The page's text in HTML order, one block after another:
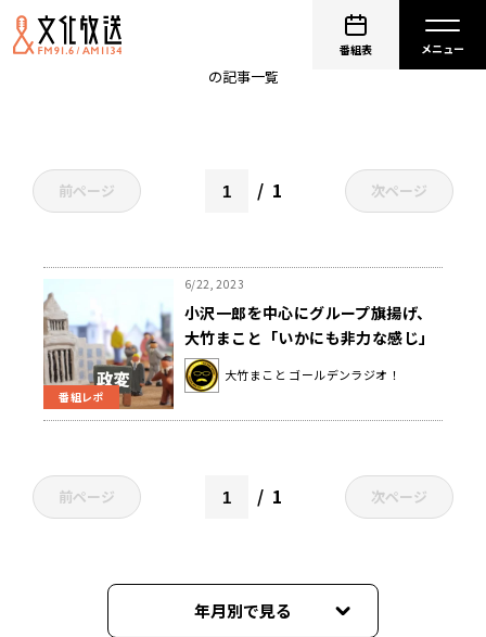
番組表
の記事一覧
前ページ 1 次ページ
番組レポ
6/22, 2023
小沢一郎を中心にグループ旗揚げ、
大竹まこと「いかにも非力な感じ」
「でも対抗勢力を作らないと政権交
代も……」
大竹まこと ゴールデンラジオ！
前ページ 1 次ページ
年月別で見る